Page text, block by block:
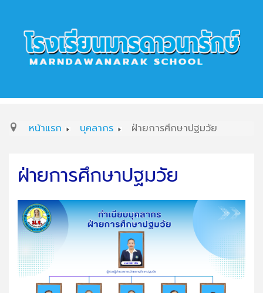
หน้าแรก บุคลากร ฝ่ายการศึกษาปฐมวัย
ฝ่ายการศึกษาปฐมวัย